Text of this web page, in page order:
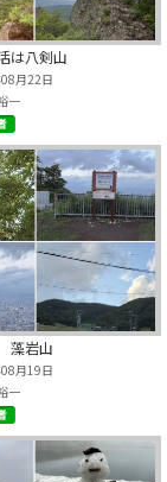
は八剣山
月22日
一
藻岩山
月19日
一